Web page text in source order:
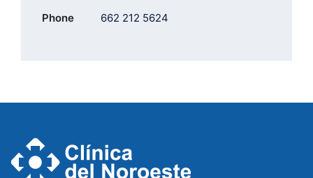
Phone 662 212 5624